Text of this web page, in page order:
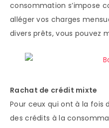
consommation s’impose
alléger vos charges
divers prêts, vous pouvez
Rachat de crédit mixte
Pour ceux qui ont à la fois
des crédits à la